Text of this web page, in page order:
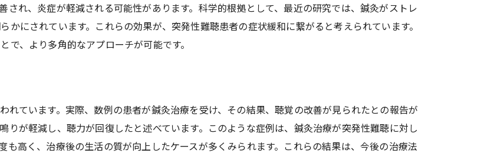
鍼灸治療とその効果
聴の治療における鍼灸の実践とその科学的背景
史と現代医学への応用
の具体的なプロセスと効果
の成功例とその分析
究と技術革新
され、炎症が軽減される可能性があります。科学的根拠として、最近の研究では、鍼灸がストレ
にされています。これらの効果が、突発性難聴患者の症状緩和に繋がると考えられています。
、より多角的なアプローチが可能です。
れています。実際、数例の患者が鍼灸治療を受け、その結果、聴覚の改善が見られたとの報告が
りが軽減し、聴力が回復したと述べています。このような症例は、鍼灸治療が突発性難聴に対し
も高く、治療後の生活の質が向上したケースが多くみられます。これらの結果は、今後の治療法